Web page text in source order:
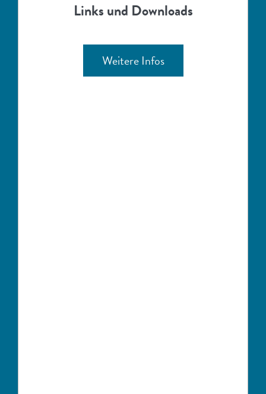
Links und Downloads
Weitere Infos